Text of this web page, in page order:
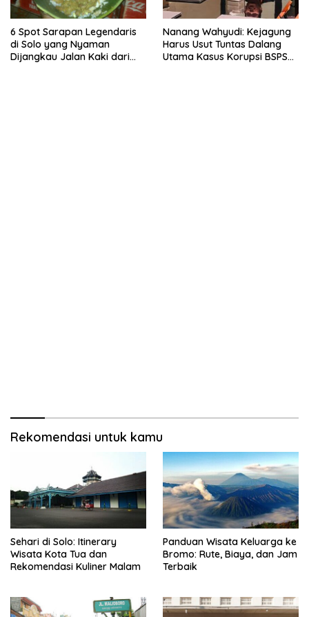
6 Spot Sarapan Legendaris
di Solo yang Nyaman
Dijangkau Jalan Kaki dari
Nanang Wahyudi: Kejagung
Harus Usut Tuntas Dalang
Utama Kasus Korupsi BSPS
Rekomendasi untuk kamu
Sehari di Solo: Itinerary
Wisata Kota Tua dan
Rekomendasi Kuliner Malam
Panduan Wisata Keluarga ke
Bromo: Rute, Biaya, dan Jam
Terbaik